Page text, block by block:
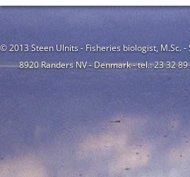
© 2013 Steen Ulnits - Fisheries biologist, M.Sc.
8920 Randers NV - Denmark - tel.: 23 32